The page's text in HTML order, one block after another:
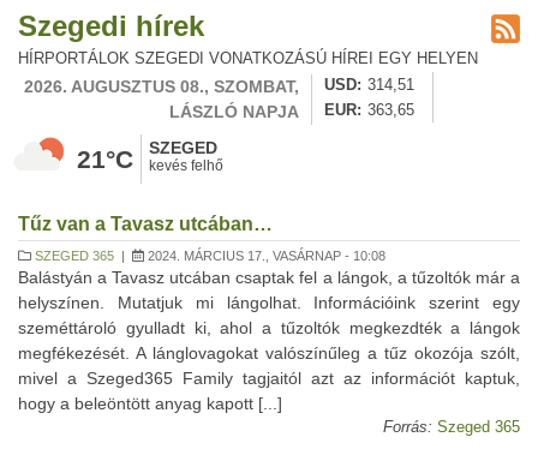
Szegedi hírek
HÍRPORTÁLOK SZEGEDI VONATKOZÁSÚ HÍREI EGY HELYEN
2026. AUGUSZTUS 08., SZOMBAT,
LÁSZLÓ NAPJA
USD
314,51
EUR
363,65
21°C SZEGED
kevés felhő
Tűz van a Tavasz utcában…
SZEGED 365 | 2024. MÁRCIUS 17., VASÁRNAP - 10:08
Balástyán a Tavasz utcában csaptak fel a lángok, a tűzoltók már a
helyszínen. Mutatjuk mi lángolhat. Információink szerint egy
szeméttároló gyulladt ki, ahol a tűzoltók megkezdték a lángok
megfékezését. A lánglovagokat valószínűleg a tűz okozója szólt,
mivel a Szeged365 Family tagjaitól azt az információt kaptuk,
hogy a beleöntött anyag kapott [...]
Forrás: Szeged 365